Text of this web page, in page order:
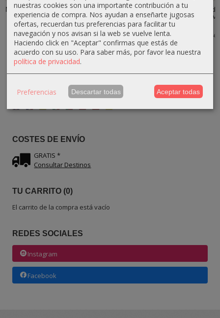
IDIOMA
COSTES DE ENVÍO
GRATIS *
Consultar Destinos
TU CARRITO (0)
El carrito de la compra está vacío
REDES SOCIALES
Instagram
Facebook
Mortero Rústico
Grande de
Madera de...
34,20 €38,00 €
Mortero de
Madera de olivo
con Maza...
50,40 €56,00 €
Mortero de
Madera de olivo
con Borde...
50,40 €56,00 €
Mortero Liso de
Madera de olivo
41,00 €
nuestras cookies son una importante contribución a tu
experiencia de compra. Nos ayudan a enseñarte jugosas
ofertas, recuerdan tus preferencias para facilitar tu
navegación y nos avisan si la web se vuelve lenta.
Haciendo click en "Aceptar" confirmas que estás de
acuerdo con su uso. Para saber más, por favor lea nuestra
política de privacidad.
Preferencias Descartar todas Aceptar todas